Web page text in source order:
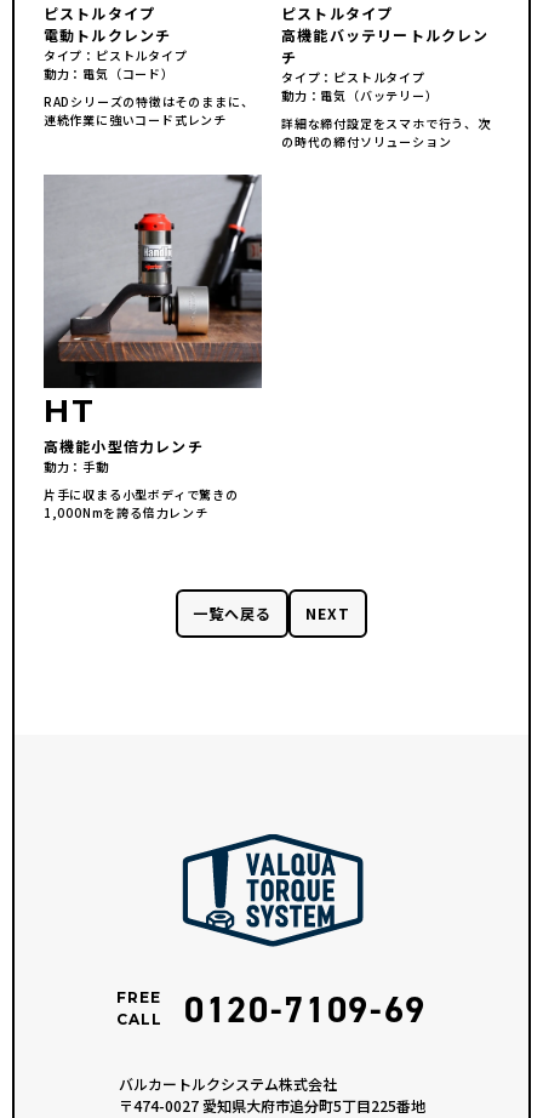
ピストルタイプ
電動トルクレンチ
タイプ
ピストルタイプ
動力
電気（コード）
RADシリーズの特徴はそのままに、
連続作業に強いコード式レンチ
ピストルタイプ
高機能バッテリートルクレン
チ
タイプ
ピストルタイプ
動力
電気（バッテリー）
詳細な締付設定をスマホで行う、次
の時代の締付ソリューション
HT
高機能小型倍力レンチ
動力
手動
片手に収まる小型ボディで驚きの
1,000Nmを誇る倍力レンチ
一覧へ戻る NEXT
FREE
CALL
0120-7109-69
バルカートルクシステム株式会社
〒474-0027 愛知県大府市追分町5丁目225番地